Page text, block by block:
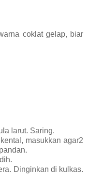
coklat gelap, biar
larut. Saring.
masukkan agar2
Dinginkan di kulkas.